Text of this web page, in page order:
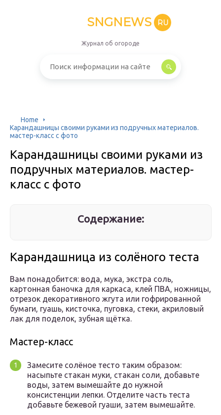
SNGNEWS RU
Журнал об огороде
Home
Карандашницы своими руками из подручных материалов.
мастер-класс с фото
Карандашницы своими руками из
подручных материалов. мастер-
класс с фото
Содержание:
Карандашница из солёного теста
Вам понадобится: вода, мука, экстра соль,
картонная баночка для каркаса, клей ПВА, ножницы,
отрезок декоративного жгута или гофрированной
бумаги, гуашь, кисточка, пуговка, стеки, акриловый
лак для поделок, зубная щётка.
Мастер-класс
Замесите солёное тесто таким образом:
насыпьте стакан муки, стакан соли, добавьте
воды, затем вымешайте до нужной
консистенции лепки. Отделите часть теста
добавьте бежевой гуаши, затем вымешайте.